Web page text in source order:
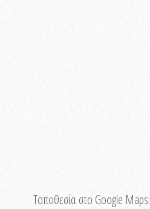
Τοποθεσία στο Google Maps: